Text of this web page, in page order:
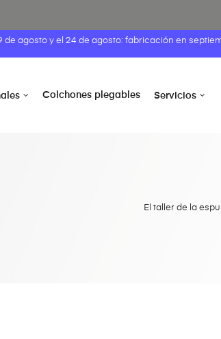
de agostoy el 24 de agosto: fabricación en
Colchones plegables Servicios
El taller de la